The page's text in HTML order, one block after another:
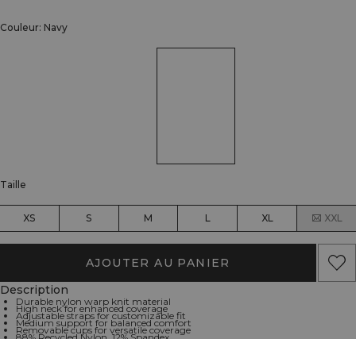
Couleur: Navy
Taille
XS S M L XL XXL
AJOUTER AU PANIER
Description
Durable nylon warp knit material
High neck for enhanced coverage
Adjustable straps for customizable fit
Medium support for balanced comfort
Removable cups for versatile coverage